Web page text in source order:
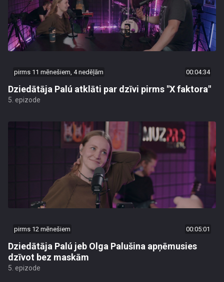
pirms 11 mēnešiem, 4 nedēļām 00:04:34
Dziedātāja Palú atklāti par dzīvi pirms "X faktora"
5. epizode
pirms 12 mēnešiem 00:05:01
Dziedātāja Palú jeb Olga Palušina apņēmusies
dzīvot bez maskām
5. epizode